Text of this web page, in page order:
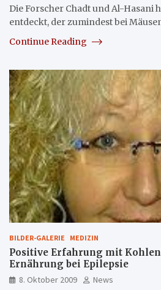
Die Forscher Chadt und Al-Hasani
entdeckt, der zumindest bei
Continue Reading
BILDER-GALERIE MEDIZIN
Positive Erfahrung mit
Ernährung bei Epilepsie
8. Oktober 2009
News